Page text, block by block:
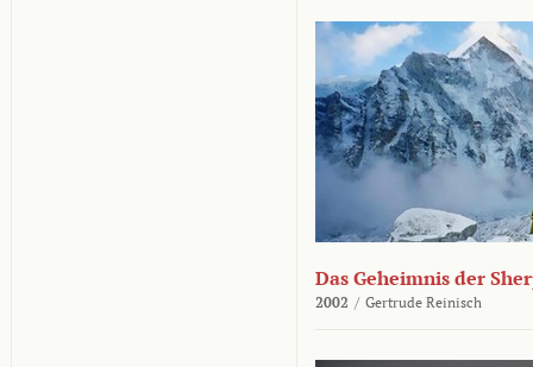
Das Geheimnis der
2002 / Gertrude Reinisch